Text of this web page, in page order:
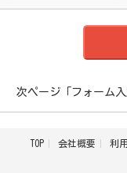
次ページ「フォーム
TOP 会社概要 利